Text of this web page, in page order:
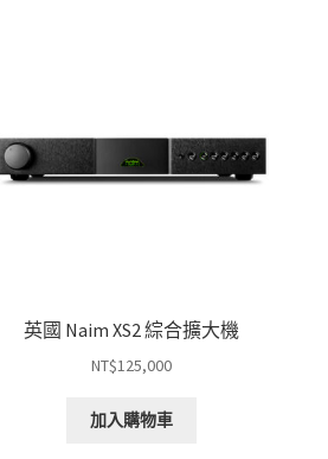
產
品
項
英國 Naim XS2 綜合擴大機
NT$125,000
加入購物車